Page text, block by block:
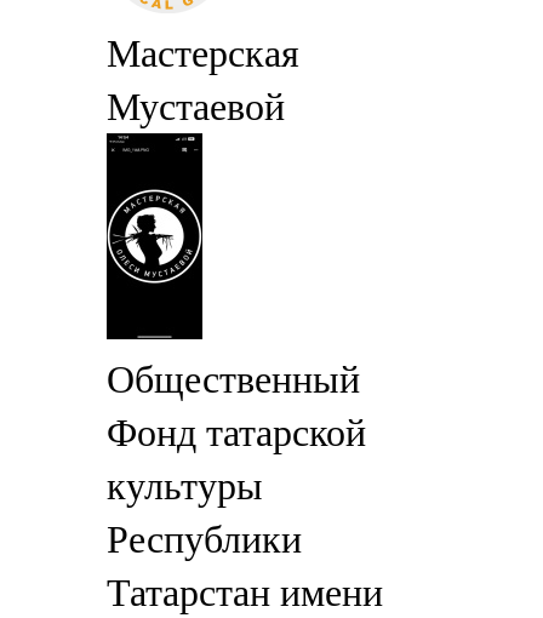
Мастерская
Мустаевой
Общественный
Фонд татарской
культуры
Республики
Татарстан имени